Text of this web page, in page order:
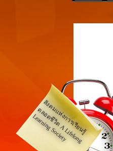
สั
ง
ค
ม
แ
ห่
ง
ก
า
ร
เ
รี
ย
น
รู้
ต
ล
อ
ด
ชี
วิ
ต
A
L
if
e
lo
n
g
L
e
a
r
n
in
g
S
o
c
ie
ty